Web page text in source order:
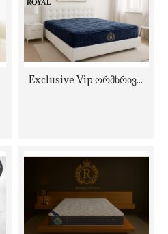
Exclusive Vip ორმხრივი რბილი მატრასი